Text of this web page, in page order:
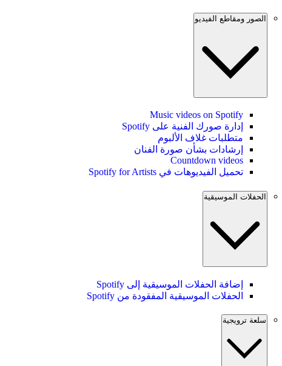
الصور ومقاطع الفيديو
Music videos on Spotify
إدارة صورك الفنية على Spotify
متطلبات غلاف الألبوم
إرشادات بشأن صورة الفنان
Countdown videos
تحميل الفيديوهات في Spotify for Artists
الحفلات الموسيقية
إضافة الحفلات الموسيقية إلى Spotify
الحفلات الموسيقية المفقودة من Spotify
سلعة ترويجية